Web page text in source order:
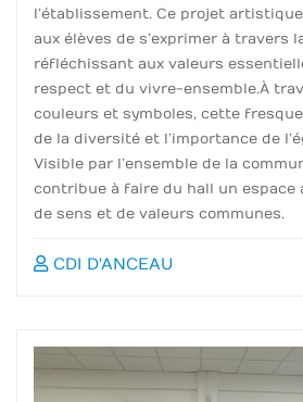
l’établissement. Ce projet
aux élèves de s’exprimer à travers
réfléchissant aux valeurs
respect et du vivre-ensemble.À
couleurs et symboles, cette
de la diversité et l’importance de
Visible par l’ensemble de la
contribue à faire du hall un espace
de sens et de valeurs communes.
CDI D'ANCEAU